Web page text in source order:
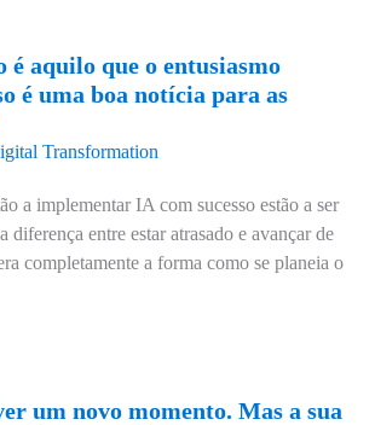
é aquilo que o entusiasmo
é uma boa notícia para as
Transformation
a implementar IA com sucesso estão a ser
diferença entre estar atrasado e avançar de
completamente a forma como se planeia o
um novo momento. Mas a sua